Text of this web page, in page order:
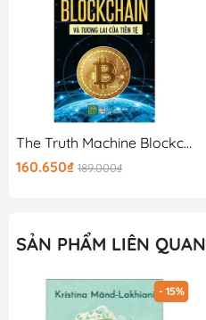
The Truth Machine Blockchain Và Tương Lai Của Tiền Tệ
160.650₫ 189.000₫
SẢN PHẨM LIÊN QUAN
- 15%